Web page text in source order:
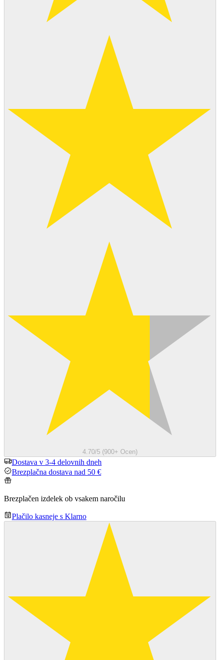
4.70/5 (900+ Ocen)
Dostava v 3-4 delovnih dneh
Brezplačna dostava nad 50 €
Brezplačen izdelek ob vsakem naročilu
Plačilo kasneje s Klarno